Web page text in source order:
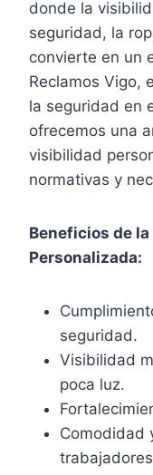
donde la
seguridad, la
convierte en un
Reclamos Vigo,
la seguridad en
ofrecemos una
visibilidad
normativas y
Beneficios de
Personalizada:
seguridad.
Visibilidad
poca luz.
Comodidad